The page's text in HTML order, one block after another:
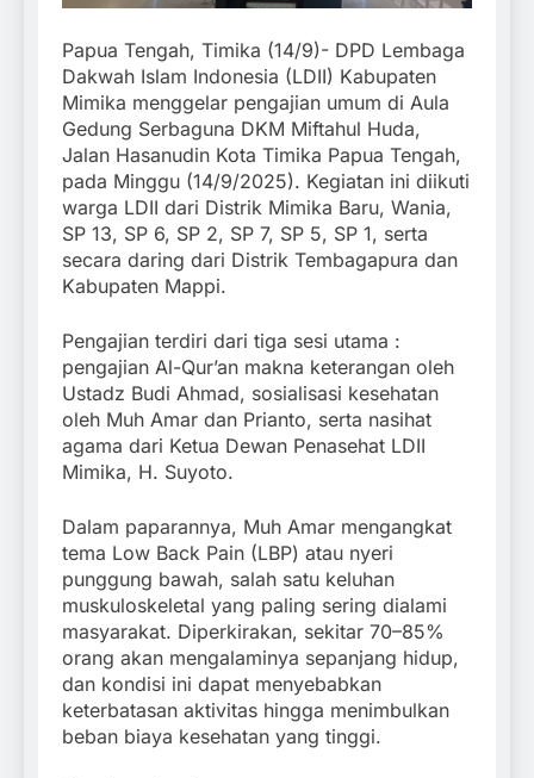
Papua Tengah, Timika (14/9)- DPD Lembaga
Dakwah Islam Indonesia (LDII) Kabupaten
Mimika menggelar pengajian umum di Aula
Gedung Serbaguna DKM Miftahul Huda,
Jalan Hasanudin Kota Timika Papua Tengah,
pada Minggu (14/9/2025). Kegiatan ini diikuti
warga LDII dari Distrik Mimika Baru, Wania,
SP 13, SP 6, SP 2, SP 7, SP 5, SP 1, serta
secara daring dari Distrik Tembagapura dan
Kabupaten Mappi.
Pengajian terdiri dari tiga sesi utama :
pengajian Al-Qur’an makna keterangan oleh
Ustadz Budi Ahmad, sosialisasi kesehatan
oleh Muh Amar dan Prianto, serta nasihat
agama dari Ketua Dewan Penasehat LDII
Mimika, H. Suyoto.
Dalam paparannya, Muh Amar mengangkat
tema Low Back Pain (LBP) atau nyeri
punggung bawah, salah satu keluhan
muskuloskeletal yang paling sering dialami
masyarakat. Diperkirakan, sekitar 70–85%
orang akan mengalaminya sepanjang hidup,
dan kondisi ini dapat menyebabkan
keterbatasan aktivitas hingga menimbulkan
beban biaya kesehatan yang tinggi.